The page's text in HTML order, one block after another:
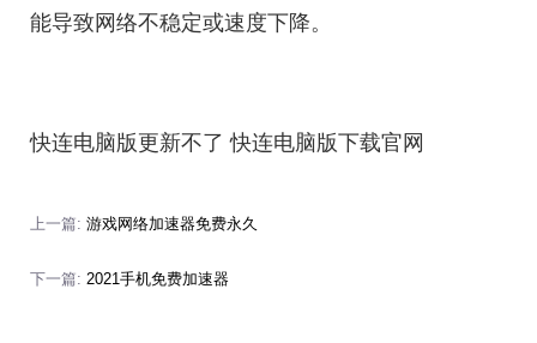
能导致网络不稳定或速度下降。
快连电脑版更新不了 快连电脑版下载官网
上一篇: 游戏网络加速器免费永久
下一篇: 2021手机免费加速器